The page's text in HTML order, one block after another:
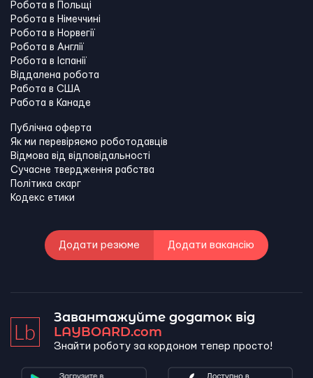
Робота в Польщі
Робота в Німеччині
Робота в Норвегії
Робота в Англії
Робота в Іспанії
Віддалена робота
Работа в США
Работа в Канадe
Публічна оферта
Як ми перевіряємо роботодавців
Відмова від відповідальності
Сучасне твердження рабства
Політика скарг
Кодекс етики
Додати резюме Додати вакансію
Завантажуйте додаток від
LAYBOARD.com
Знайти роботу за кордоном тепер просто!